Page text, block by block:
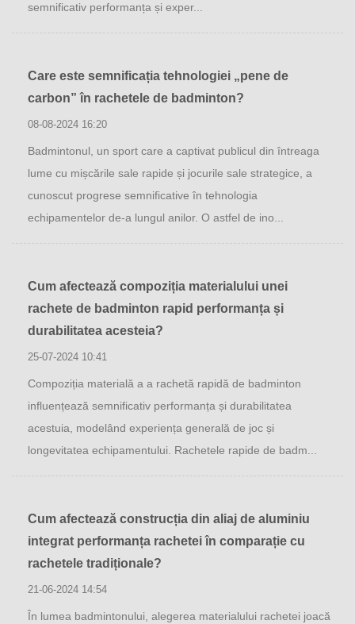
semnificativ performanța și exper...
Care este semnificația tehnologiei „pene de
carbon” în rachetele de badminton?
08-08-2024 16:20
Badmintonul, un sport care a captivat publicul din întreaga
lume cu mișcările sale rapide și jocurile sale strategice, a
cunoscut progrese semnificative în tehnologia
echipamentelor de-a lungul anilor. O astfel de ino...
Cum afectează compoziția materialului unei
rachete de badminton rapid performanța și
durabilitatea acesteia?
25-07-2024 10:41
Compoziția materială a a rachetă rapidă de badminton
influențează semnificativ performanța și durabilitatea
acestuia, modelând experiența generală de joc și
longevitatea echipamentului. Rachetele rapide de badm...
Cum afectează construcția din aliaj de aluminiu
integrat performanța rachetei în comparație cu
rachetele tradiționale?
21-06-2024 14:54
În lumea badmintonului, alegerea materialului rachetei joacă